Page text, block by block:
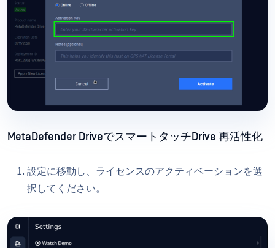
MetaDefender DriveでスマートタッチDrive 再活性化
設定に移動し、ライセンスのアクティベーションを選
択してください。